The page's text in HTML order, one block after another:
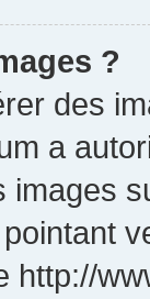
?
des
a
images
http://